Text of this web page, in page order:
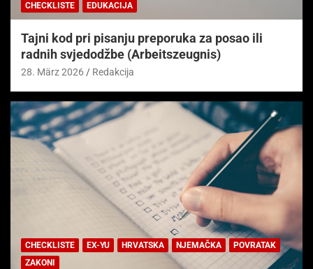
CHECKLISTE EDUKACIJA
Tajni kod pri pisanju preporuka za posao ili
radnih svjedodžbe (Arbeitszeugnis)
28. März 2026 Redakcija
CHECKLISTE EX-YU HRVATSKA NJEMAČKA
POVRATAK
ZAKONI